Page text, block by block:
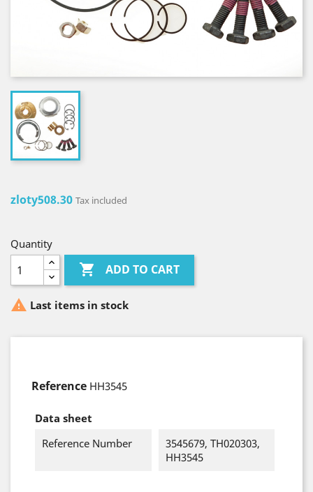
zloty508.30 Tax included
Quantity
 ADD TO CART
 Last items in stock
Reference HH3545
Data sheet
Reference Number
3545679, TH020303,
HH3545